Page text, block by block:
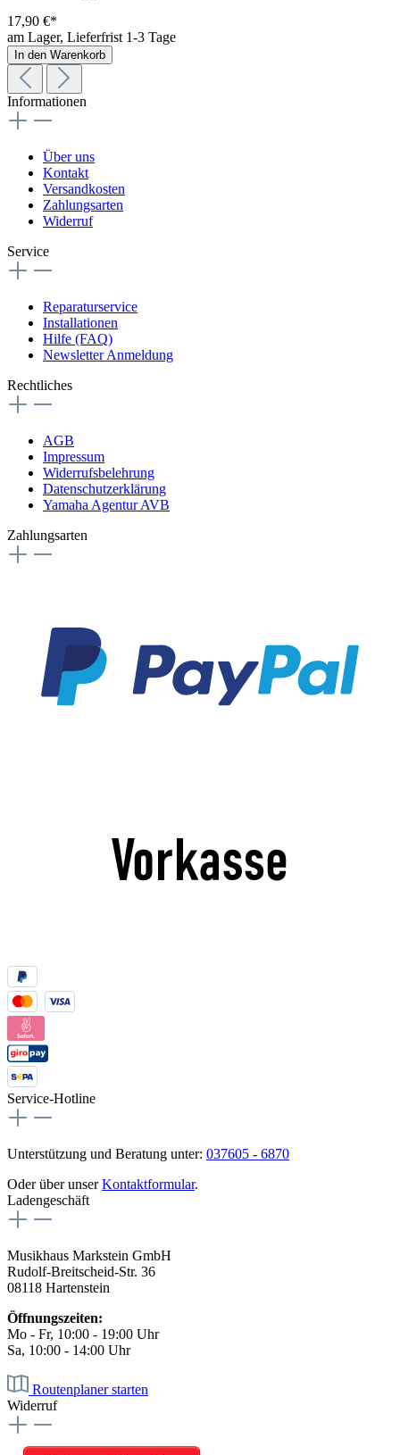
17,90 €*
am Lager, Lieferfrist 1-3 Tage
In den Warenkorb
Informationen
Über uns
Kontakt
Versandkosten
Zahlungsarten
Widerruf
Service
Reparaturservice
Installationen
Hilfe (FAQ)
Newsletter Anmeldung
Rechtliches
AGB
Impressum
Widerrufsbelehrung
Datenschutzerklärung
Yamaha Agentur AVB
Zahlungsarten
Service-Hotline
Unterstützung und Beratung unter: 037605 - 6870
Oder über unserKontaktformular.
Ladengeschäft
Musikhaus Markstein GmbH
Rudolf-Breitscheid-Str. 36
08118 Hartenstein
Öffnungszeiten:
Mo - Fr, 10:00 - 19:00 Uhr
Sa, 10:00 - 14:00 Uhr
Routenplaner starten
Widerruf